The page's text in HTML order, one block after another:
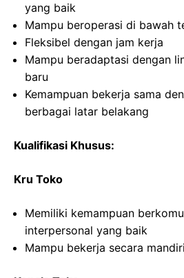
yang baik
Mampu beroperasi di bawah
Fleksibel dengan jam kerja
Mampu beradaptasi dengan
baru
Kemampuan bekerja sama
berbagai latar belakang
Kualifikasi Khusus:
Kru Toko
Memiliki kemampuan
interpersonal yang baik
Mampu bekerja secara